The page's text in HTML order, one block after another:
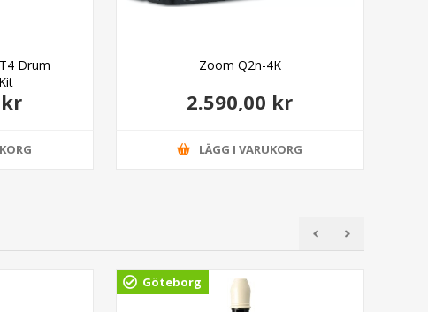
Drum
Zoom Q2n-4K
2.590,00 kr
LÄGG I VARUKORG
Göteborg